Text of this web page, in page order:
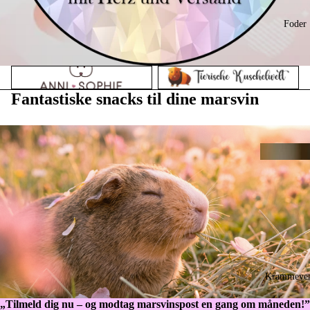
Foder
Tierische Kuschelwelt
Fantastiske snacks til dine marsvin
„Tilmeld dig nu – og modtag marsvinspost en gang om måneden!”